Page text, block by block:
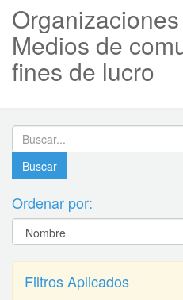
Medios de
fines de lucro
Ordenar por:
Filtros Aplicados